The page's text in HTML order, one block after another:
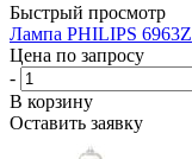
Быстрый просмотр
Лампа PHILIPS 6963Z
Цена по запросу
-
В корзину
Оставить заявку